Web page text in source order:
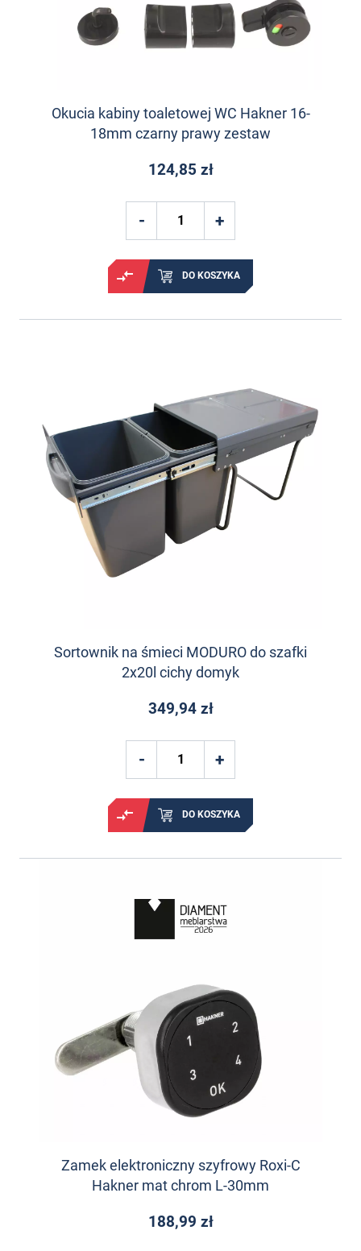
Okucia kabiny toaletowej WC Hakner 16-
18mm czarny prawy zestaw
124,85 zł
DO KOSZYKA
Sortownik na śmieci MODURO do szafki
2x20l cichy domyk
349,94 zł
DO KOSZYKA
Zamek elektroniczny szyfrowy Roxi-C
Hakner mat chrom L-30mm
188,99 zł